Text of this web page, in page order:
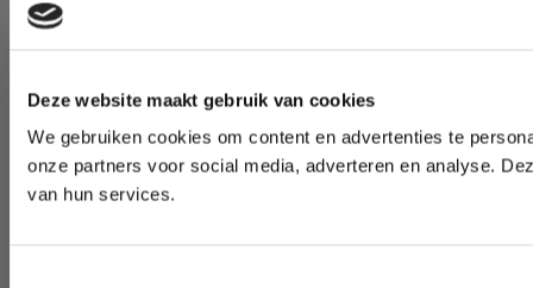
Deze website maakt gebruik van cookies
We gebruiken cookies om content en advertenties te
onze partners voor social media, adverteren en analyse.
van hun services.